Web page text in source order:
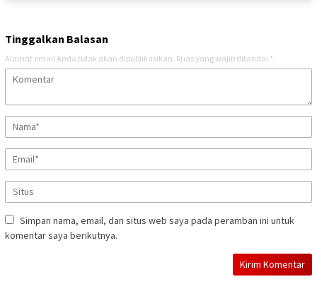
Tinggalkan Balasan
Alamat email Anda tidak akan dipublikasikan. Ruas yang wajib ditandai *
Simpan nama, email, dan situs web saya pada peramban ini untuk
komentar saya berikutnya.